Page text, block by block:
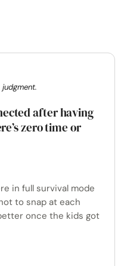
after having
zero time or
in full survival mode
to snap at each
once the kids got